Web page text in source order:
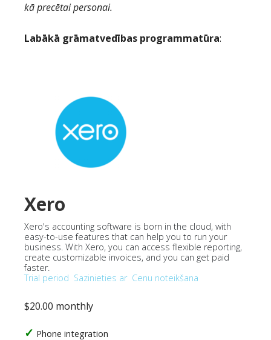
kā precētai personai.
Labākā grāmatvedības programmatūra:
Xero
Xero's accounting software is born in the cloud, with
easy-to-use features that can help you to run your
business. With Xero, you can access flexible reporting,
create customizable invoices, and you can get paid
faster.
Trial period Sazinieties ar Cenu noteikšana
$20.00 monthly
Phone integration